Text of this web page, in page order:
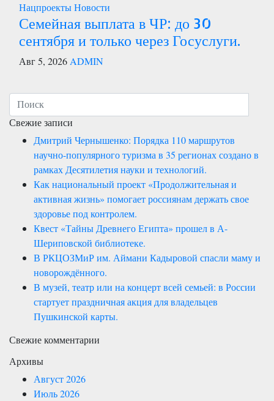
НацпроектыНовости
Семейная выплата в ЧР: до 30
сентября и только через Госуслуги.
Авг 5, 2026 ADMIN
Свежие записи
Дмитрий Чернышенко: Порядка 110 маршрутов
научно-популярного туризма в 35 регионах создано в
рамках Десятилетия науки и технологий.
Как национальный проект «Продолжительная и
активная жизнь» помогает россиянам держать свое
здоровье под контролем.
Квест «Тайны Древнего Египта» прошел в А-
Шериповской библиотеке.
В РКЦОЗМиР им. Аймани Кадыровой спасли маму и
новорождённого.
В музей, театр или на концерт всей семьей: в России
стартует праздничная акция для владельцев
Пушкинской карты.
Свежие комментарии
Архивы
Август 2026
Июль 2026